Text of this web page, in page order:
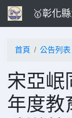
🥇彰化
首頁 公告列表
宋亞岷
年度教